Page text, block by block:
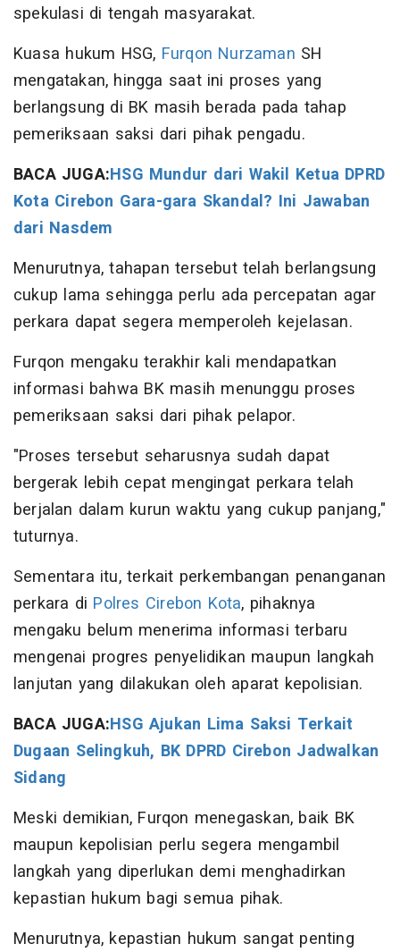
spekulasi di tengah masyarakat.
Kuasa hukum HSG, Furqon Nurzaman SH
mengatakan, hingga saat ini proses yang
berlangsung di BK masih berada pada tahap
pemeriksaan saksi dari pihak pengadu.
BACA JUGA:HSG Mundur dari Wakil Ketua DPRD
Kota Cirebon Gara-gara Skandal? Ini Jawaban
dari Nasdem
Menurutnya, tahapan tersebut telah berlangsung
cukup lama sehingga perlu ada percepatan agar
perkara dapat segera memperoleh kejelasan.
Furqon mengaku terakhir kali mendapatkan
informasi bahwa BK masih menunggu proses
pemeriksaan saksi dari pihak pelapor.
"Proses tersebut seharusnya sudah dapat
bergerak lebih cepat mengingat perkara telah
berjalan dalam kurun waktu yang cukup panjang,"
tuturnya.
Sementara itu, terkait perkembangan penanganan
perkara di Polres Cirebon Kota, pihaknya
mengaku belum menerima informasi terbaru
mengenai progres penyelidikan maupun langkah
lanjutan yang dilakukan oleh aparat kepolisian.
BACA JUGA:HSG Ajukan Lima Saksi Terkait
Dugaan Selingkuh, BK DPRD Cirebon Jadwalkan
Sidang
Meski demikian, Furqon menegaskan, baik BK
maupun kepolisian perlu segera mengambil
langkah yang diperlukan demi menghadirkan
kepastian hukum bagi semua pihak.
Menurutnya, kepastian hukum sangat penting